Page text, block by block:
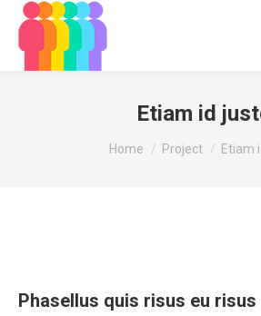
Etiam id
You are here:
Home Project Etiam
Phasellus quis risus eu